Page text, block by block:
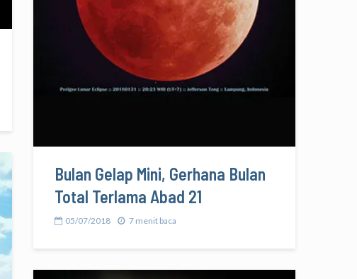
Bulan Gelap Mini, Gerhana Bulan
Total Terlama Abad 21
05/07/2018 7 menit baca